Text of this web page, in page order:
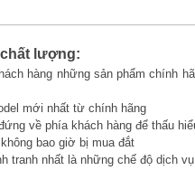
chất lượng:
hàng những sản phẩm chính
mới nhất từ chính hãng
về phía khách hàng để thấu
bao giờ bị mua đắt
nhất là những chế độ dịch vụ